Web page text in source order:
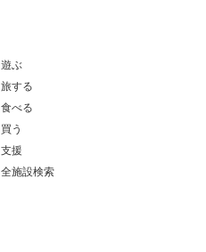
遊ぶ
旅する
食べる
買う
支援
全施設検索